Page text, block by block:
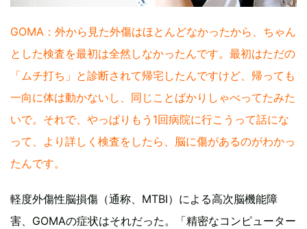
GOMA：外から見た外傷はほとんどなかったから、ちゃん
とした検査を最初は全然しなかったんです。最初はただの
「ムチ打ち」と診断されて帰宅したんですけど、帰っても
一向に体は動かないし、同じことばかりしゃべってたみた
いで。それで、やっぱりもう1回病院に行こうって話にな
って、より詳しく検査をしたら、脳に傷があるのがわかっ
たんです。
軽度外傷性脳損傷（通称、MTBI）による高次脳機能障
害、GOMAの症状はそれだった。「精密なコンピューター